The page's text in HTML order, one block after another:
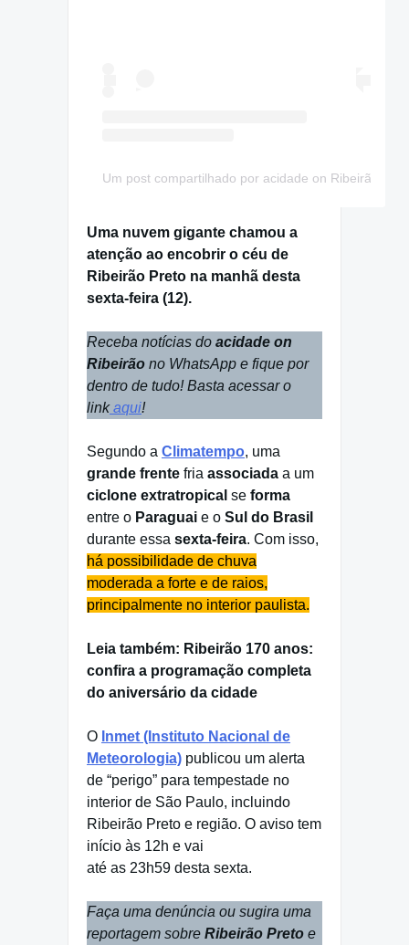
Um post compartilhado por acidade on Ribeirão
Uma nuvem gigante chamou a
atenção ao encobrir o céu de
Ribeirão Preto na manhã desta
sexta-feira (12).
Receba notícias do acidade on
Ribeirão no WhatsApp e fique por
dentro de tudo! Basta acessar o
linkaqui!
Segundo a Climatempo, uma
grande frente fria associada a um
ciclone extratropical se forma
entre o Paraguai e o Sul do Brasil
durante essa sexta-feira. Com isso,
há possibilidade de chuva
moderada a forte e de raios,
principalmente no interior paulista.
Leia também: Ribeirão 170 anos:
confira a programação completa
do aniversário da cidade
O Inmet (Instituto Nacional de
Meteorologia) publicou um alerta
de “perigo” para tempestade no
interior de São Paulo, incluindo
Ribeirão Preto e região. O aviso tem
início às 12h e vai
até as 23h59 desta sexta.
Faça uma denúncia ou sugira uma
reportagem sobre Ribeirão Preto e